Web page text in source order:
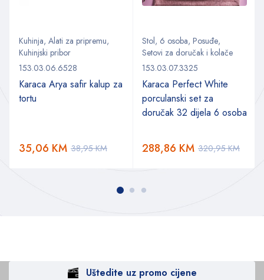
Kuhinja, Alati za pripremu,
Kuhinjski pribor
153.03.06.6528
Karaca Arya safir kalup za
tortu
38,95KM
35,06 KM
Stol, 6 osoba, Posuđe,
Setovi za doručak i kolače
153.03.07.3325
Karaca Perfect White
porculanski set za
doručak 32 dijela 6 osoba
320,95KM
288,86 KM
Uštedite uz promo cijene